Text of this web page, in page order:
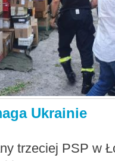
Ukrainie
trzeciej PSP w